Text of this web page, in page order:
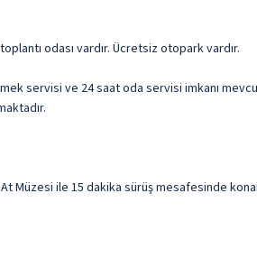
odası vardır. Ücretsiz otopark vardır.
servisi ve 24 saat oda servisi imkanı
ile 15 dakika sürüş mesafesinde